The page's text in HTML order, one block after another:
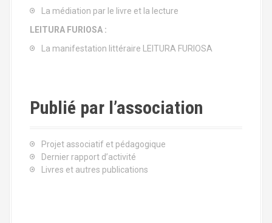
La médiation par le livre et la lecture
LEITURA FURIOSA :
La manifestation littéraire LEITURA FURIOSA
Publié par l’association
Projet associatif et pédagogique
Dernier rapport d’activité
Livres et autres publications